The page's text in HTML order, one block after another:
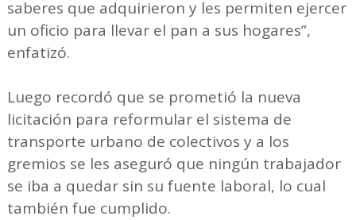
saberes que adquirieron y les permiten ejercer
un oficio para llevar el pan a sus hogares”,
enfatizó.
Luego recordó que se prometió la nueva
licitación para reformular el sistema de
transporte urbano de colectivos y a los
gremios se les aseguró que ningún trabajador
se iba a quedar sin su fuente laboral, lo cual
también fue cumplido.